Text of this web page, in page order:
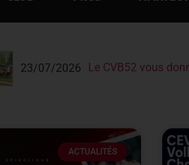
23/07/2026 Le CVB52 vous
Le CVB52 présent
Lindqvist et la
ACTUALITÉS